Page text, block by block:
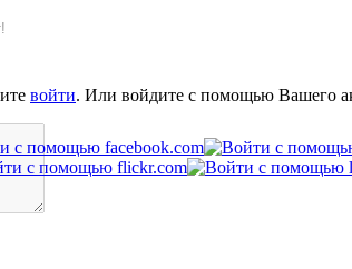
войти. Или войдите с помощью Вашего